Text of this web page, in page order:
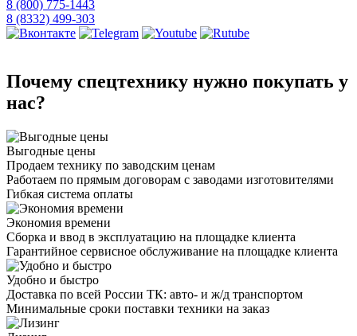
8 (800) 775-1443
8 (8332) 499-303
Почему спецтехнику нужно покупать у
нас?
Выгодные цены
Продаем технику по заводским ценам
Работаем по прямым договорам с заводами изготовителями
Гибкая система оплаты
Экономия времени
Сборка и ввод в эксплуатацию на площадке клиента
Гарантийное сервисное обслуживание на площадке клиента
Удобно и быстро
Доставка по всей России ТК: авто- и ж/д транспортом
Минимальные сроки поставки техники на заказ